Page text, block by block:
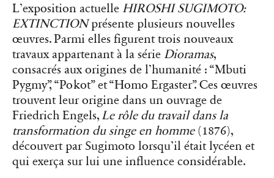
L’exposition actuelle HIROSHI SUGIMOTO:
EXTINCTIONprésente plusieurs nouvelles
œuvres. Parmi elles figurent trois nouveaux
travaux appartenant à la série Dioramas,
consacrés aux origines de l’humanité : “Mbuti
Pygmy”, “Pokot”et “Homo Ergaster”. Ces œuvres
trouvent leur origine dans un ouvrage de
Friedrich Engels, Le rôle du travail dans la
transformation du singe en homme(1876),
découvert par Sugimoto lorsqu’il était lycéen et
qui exerça sur lui une influence considérable.